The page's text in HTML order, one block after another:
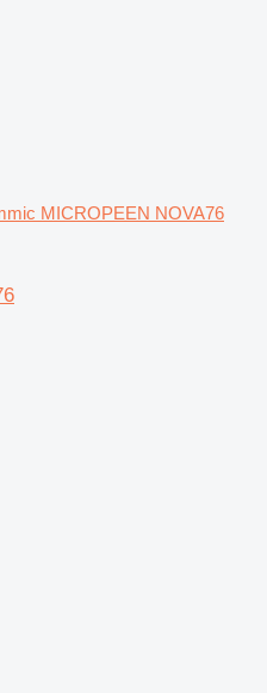
MICROPEEN NOVA76